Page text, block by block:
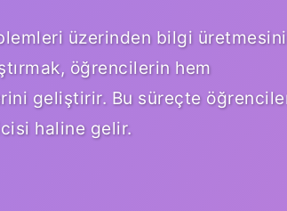
üzerinden bilgi üretmesini
öğrencilerin hem
geliştirir. Bu süreçte
haline gelir.